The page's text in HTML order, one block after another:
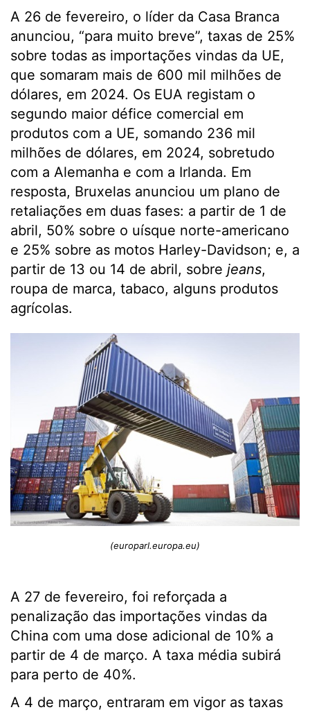
A 26 de fevereiro, o líder da Casa Branca
anunciou, “para muito breve”, taxas de 25%
sobre todas as importações vindas da UE,
que somaram mais de 600 mil milhões de
dólares, em 2024. Os EUA registam o
segundo maior défice comercial em
produtos com a UE, somando 236 mil
milhões de dólares, em 2024, sobretudo
com a Alemanha e com a Irlanda. Em
resposta, Bruxelas anunciou um plano de
retaliações em duas fases: a partir de 1 de
abril, 50% sobre o uísque norte-americano
e 25% sobre as motos Harley-Davidson; e, a
partir de 13 ou 14 de abril, sobre jeans,
roupa de marca, tabaco, alguns produtos
agrícolas.
(europarl.europa.eu)
A 27 de fevereiro, foi reforçada a
penalização das importações vindas da
China com uma dose adicional de 10% a
partir de 4 de março. A taxa média subirá
para perto de 40%.
A 4 de março, entraram em vigor as taxas